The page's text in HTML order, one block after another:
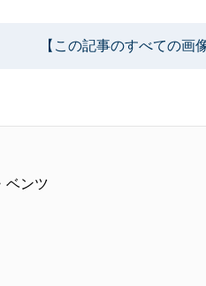
【この記事のすべての画
ベンツ